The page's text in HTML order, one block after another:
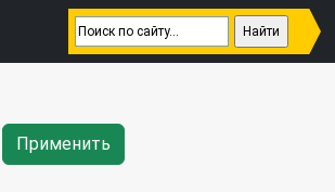
Применить